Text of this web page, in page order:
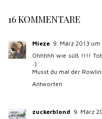
16 KOMMENTARE
Mieze 9. März 2013 um
Ohhhhh wie süß !!!!
:)
Musst du mal der
Antworten
zuckerblond 9. März